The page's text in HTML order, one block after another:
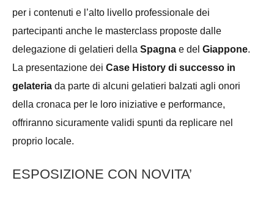
per i contenuti e l’alto livello professionale dei
partecipanti anche le masterclass proposte dalle
delegazione di gelatieri della Spagna e del Giappone.
La presentazione dei Case History di successo in
gelateria da parte di alcuni gelatieri balzati agli onori
della cronaca per le loro iniziative e performance,
offriranno sicuramente validi spunti da replicare nel
proprio locale.
ESPOSIZIONE CON NOVITA’